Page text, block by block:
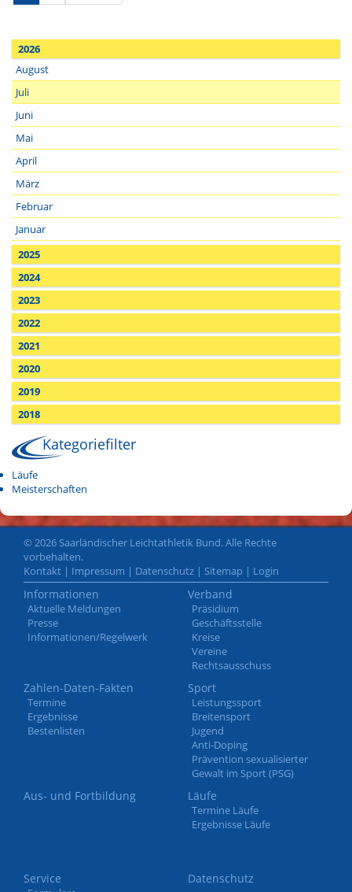
2026
August
Juli
Juni
Mai
April
März
Februar
Januar
2025
2024
2023
2022
2021
2020
2019
2018
Kategoriefilter
Läufe
Meisterschaften
© 2026 Saarländischer Leichtathletik Bund. Alle Rechte
vorbehalten.
Kontakt | Impressum | Datenschutz | Sitemap | Login
Informationen
Aktuelle Meldungen
Presse
Informationen/Regelwerk
Verband
Präsidium
Geschäftsstelle
Kreise
Vereine
Rechtsausschuss
Zahlen-Daten-Fakten
Termine
Ergebnisse
Bestenlisten
Sport
Leistungssport
Breitensport
Jugend
Anti-Doping
Prävention sexualisierter
Gewalt im Sport (PSG)
Aus- und Fortbildung Läufe
Termine Läufe
Ergebnisse Läufe
Service Datenschutz